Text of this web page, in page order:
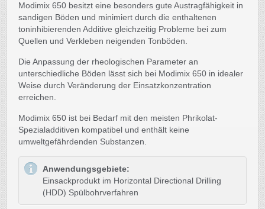
Modimix 650 besitzt eine besonders gute Austragfähigkeit in
sandigen Böden und minimiert durch die enthaltenen
toninhibierenden Additive gleichzeitig Probleme bei zum
Quellen und Verkleben neigenden Tonböden.
Die Anpassung der rheologischen Parameter an
unterschiedliche Böden lässt sich bei Modimix 650 in idealer
Weise durch Veränderung der Einsatzkonzentration
erreichen.
Modimix 650 ist bei Bedarf mit den meisten Phrikolat-
Spezialadditiven kompatibel und enthält keine
umweltgefährdenden Substanzen.
Anwendungsgebiete:
Einsackprodukt im Horizontal Directional Drilling
(HDD) Spülbohrverfahren